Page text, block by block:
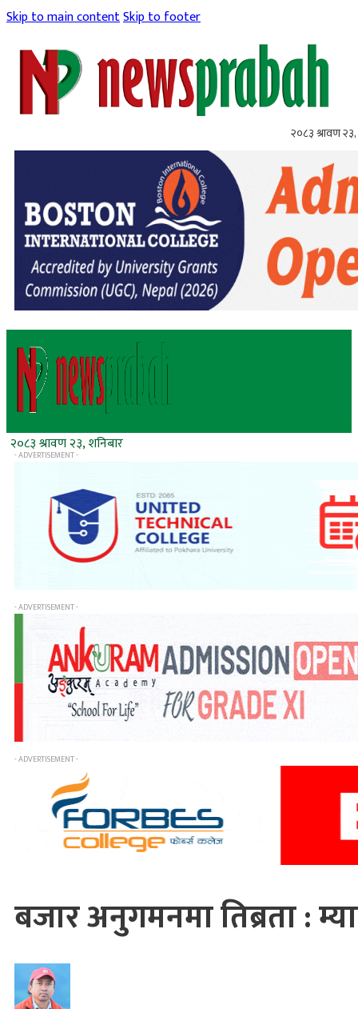
Skip to main contentSkip to footer
२०८३ श्रावण २३,
२०८३ श्रावण २३, शनिबार
- ADVERTISEMENT -
- ADVERTISEMENT -
- ADVERTISEMENT -
बजार अनुगमनमा तिब्रता :